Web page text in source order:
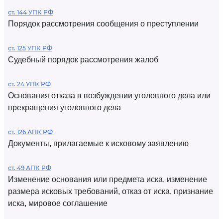
ст. 144 УПК РФ
Порядок рассмотрения сообщения о преступлении
ст. 125 УПК РФ
Судебный порядок рассмотрения жалоб
ст. 24 УПК РФ
Основания отказа в возбуждении уголовного дела или
прекращения уголовного дела
ст. 126 АПК РФ
Документы, прилагаемые к исковому заявлению
ст. 49 АПК РФ
Изменение основания или предмета иска, изменение
размера исковых требований, отказ от иска, признание
иска, мировое соглашение